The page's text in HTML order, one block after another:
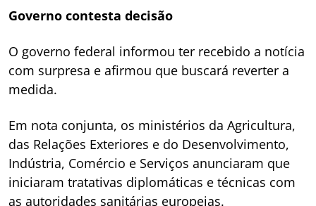
Governo contesta decisão
O governo federal informou ter recebido a notícia
com surpresa e afirmou que buscará reverter a
medida.
Em nota conjunta, os ministérios da Agricultura,
das Relações Exteriores e do Desenvolvimento,
Indústria, Comércio e Serviços anunciaram que
iniciaram tratativas diplomáticas e técnicas com
as autoridades sanitárias europeias.